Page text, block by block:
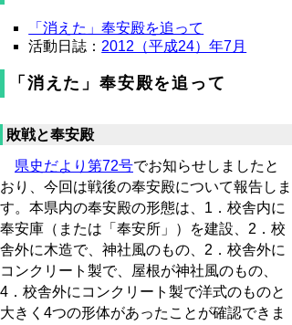
「消えた」奉安殿を追って
活動日誌： 2012（平成24）年7月
「消えた」奉安殿を追って
敗戦と奉安殿
県史だより第72号でお知らせしましたと
おり、今回は戦後の奉安殿について報告しま
す。本県内の奉安殿の形態は、1．校舎内に
奉安庫（または「奉安所」）を建設、2．校
舎外に木造で、神社風のもの、2．校舎外に
コンクリート製で、屋根が神社風のもの、
4．校舎外にコンクリート製で洋式のものと
大きく4つの形体があったことが確認できま